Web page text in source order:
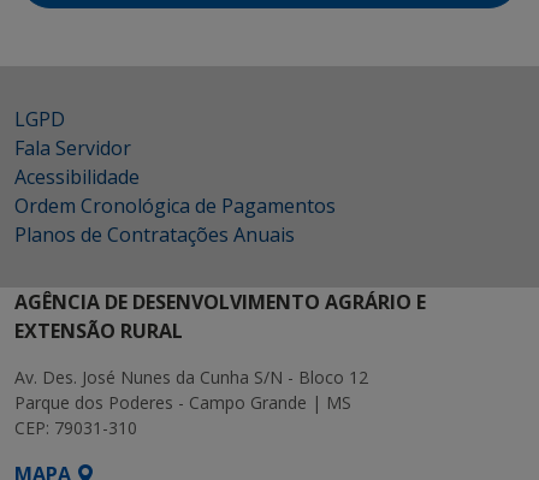
LGPD
Fala Servidor
Acessibilidade
Ordem Cronológica de Pagamentos
Planos de Contratações Anuais
AGÊNCIA DE DESENVOLVIMENTO AGRÁRIO E
EXTENSÃO RURAL
Av. Des. José Nunes da Cunha S/N - Bloco 12
Parque dos Poderes - Campo Grande | MS
CEP: 79031-310
MAPA